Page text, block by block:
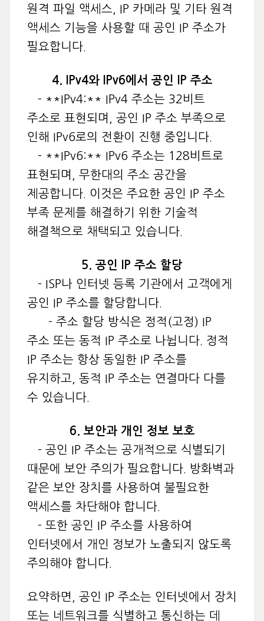
원격 파일 액세스, IP 카메라 및 기타 원격
액세스 기능을 사용할 때 공인 IP 주소가
필요합니다.
4. IPv4와 IPv6에서 공인 IP 주소
- **IPv4:** IPv4 주소는 32비트
주소로 표현되며, 공인 IP 주소 부족으로
인해 IPv6로의 전환이 진행 중입니다.
- **IPv6:** IPv6 주소는 128비트로
표현되며, 무한대의 주소 공간을
제공합니다. 이것은 주요한 공인 IP 주소
부족 문제를 해결하기 위한 기술적
해결책으로 채택되고 있습니다.
5. 공인 IP 주소 할당
- ISP나 인터넷 등록 기관에서 고객에게
공인 IP 주소를 할당합니다.
- 주소 할당 방식은 정적(고정) IP
주소 또는 동적 IP 주소로 나뉩니다. 정적
IP 주소는 항상 동일한 IP 주소를
유지하고, 동적 IP 주소는 연결마다 다를
수 있습니다.
6. 보안과 개인 정보 보호
- 공인 IP 주소는 공개적으로 식별되기
때문에 보안 주의가 필요합니다. 방화벽과
같은 보안 장치를 사용하여 불필요한
액세스를 차단해야 합니다.
- 또한 공인 IP 주소를 사용하여
인터넷에서 개인 정보가 노출되지 않도록
주의해야 합니다.
요약하면, 공인 IP 주소는 인터넷에서 장치
또는 네트워크를 식별하고 통신하는 데